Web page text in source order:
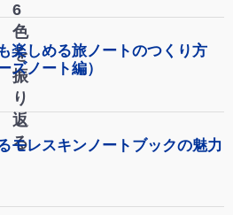
6
色
を
振
り
返
る